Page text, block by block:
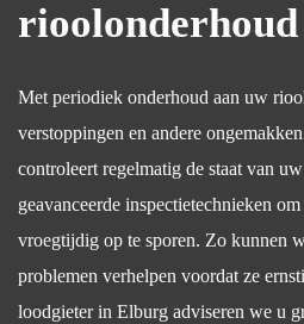
rioolonderhoud
Met periodiek onderhoud aan uw
verstoppingen en andere
controleert regelmatig de staat van
geavanceerde inspectietechnieken
vroegtijdig op te sporen. Zo kunnen
problemen verhelpen voordat ze
loodgieter in Elburg adviseren we u